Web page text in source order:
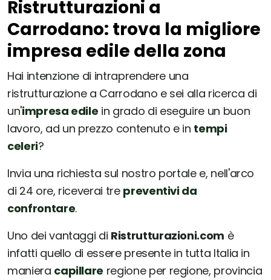
Ristrutturazioni a
Carrodano: trova la migliore
impresa edile della zona
Hai intenzione di intraprendere una
ristrutturazione a Carrodano e sei alla ricerca di
un'impresa edile in grado di eseguire un buon
lavoro, ad un prezzo contenuto e in tempi
celeri?
Invia una richiesta sul nostro portale e, nell'arco
di 24 ore, riceverai tre preventivi da
confrontare.
Uno dei vantaggi di Ristrutturazioni.com è
infatti quello di essere presente in tutta Italia in
maniera capillare regione per regione, provincia